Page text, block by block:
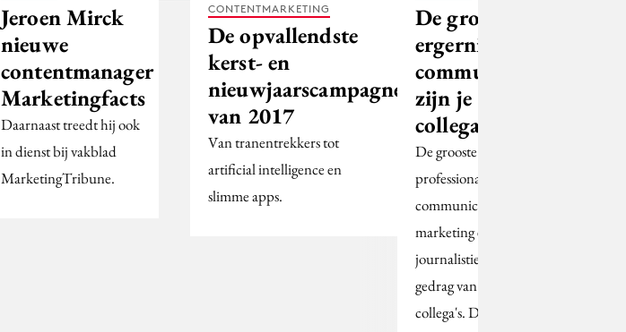
Jeroen Mirck
nieuwe
contentmanager
Marketingfacts
Daarnaast treedt hij ook
in dienst bij vakblad
MarketingTribune.
CONTENTMARKETING
De opvallendste
kerst- en
nieuwjaarscampagnes
van 2017
Van tranentrekkers tot
artificial intelligence en
slimme apps.
De grootse
ergernis in het
communicatievak
zijn je
collega's
De grooste ergenis van
professionals in de
communicatie, PR,
marketing en
journalistiek is het
gedrag van hun
collega's. Dat blijkt…